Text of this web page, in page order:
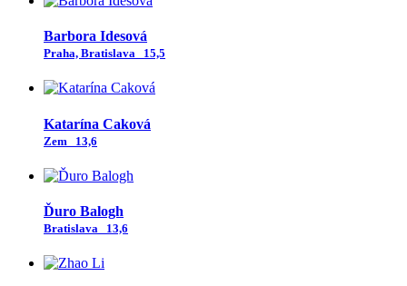
Barbora Idesová
Praha, Bratislava 15,5
Katarína Caková
Zem 13,6
Ďuro Balogh
Bratislava 13,6